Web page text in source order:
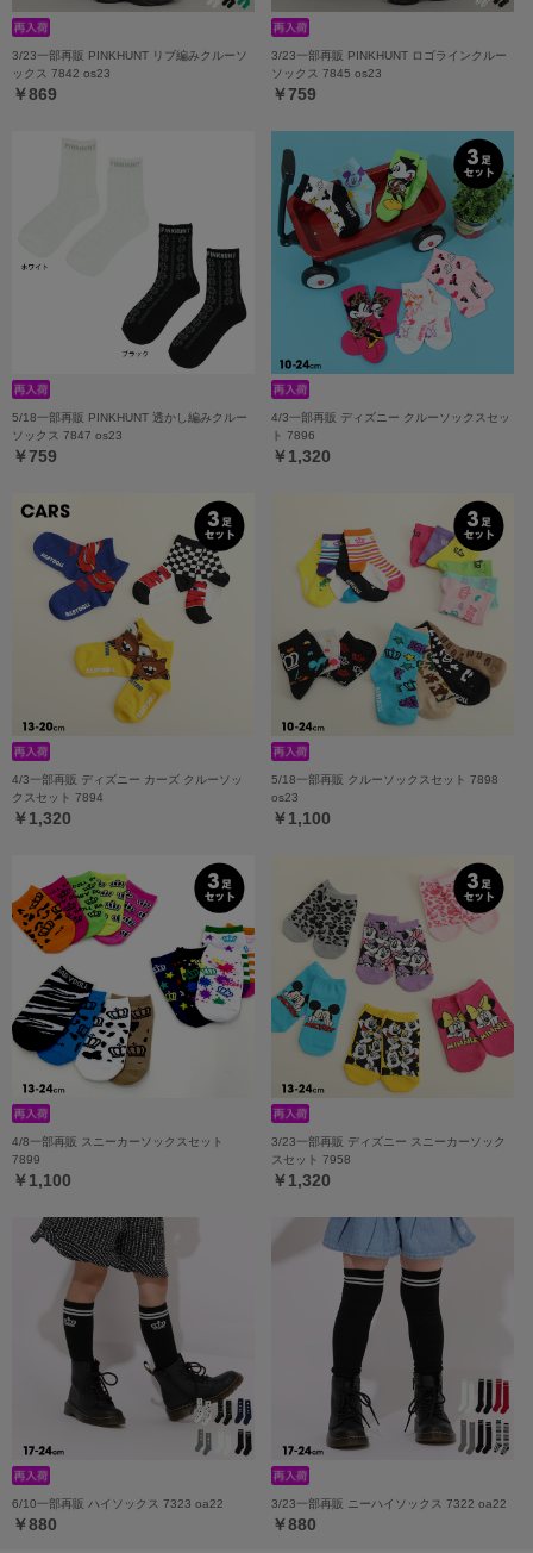
3/23一部再販 PINKHUNT リブ編みクルーソ
ックス 7842 os23
￥869
3/23一部再販 PINKHUNT ロゴラインクルー
ソックス 7845 os23
￥759
5/18一部再販 PINKHUNT 透かし編みクルー
ソックス 7847 os23
￥759
4/3一部再販 ディズニー クルーソックスセッ
ト 7896
￥1,320
4/3一部再販 ディズニー カーズ クルーソッ
クスセット 7894
￥1,320
5/18一部再販 クルーソックスセット 7898
os23
￥1,100
4/8一部再販 スニーカーソックスセット
7899
￥1,100
3/23一部再販 ディズニー スニーカーソック
スセット 7958
￥1,320
6/10一部再販 ハイソックス 7323 oa22
￥880
3/23一部再販 ニーハイソックス 7322 oa22
￥880